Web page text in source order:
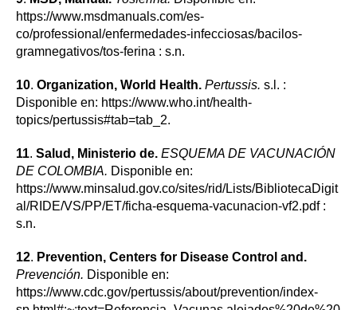
https://www.msdmanuals.com/es-
co/professional/enfermedades-infecciosas/bacilos-
gramnegativos/tos-ferina : s.n.
10. Organization, World Health. Pertussis. s.l. :
Disponible en: https://www.who.int/health-
topics/pertussis#tab=tab_2.
11. Salud, Ministerio de. ESQUEMA DE VACUNACIÓN
DE COLOMBIA. Disponible en:
https://www.minsalud.gov.co/sites/rid/Lists/BibliotecaDigit
al/RIDE/VS/PP/ET/ficha-esquema-vacunacion-vf2.pdf :
s.n.
12. Prevention, Centers for Disease Control and.
Prevención. Disponible en:
https://www.cdc.gov/pertussis/about/prevention/index-